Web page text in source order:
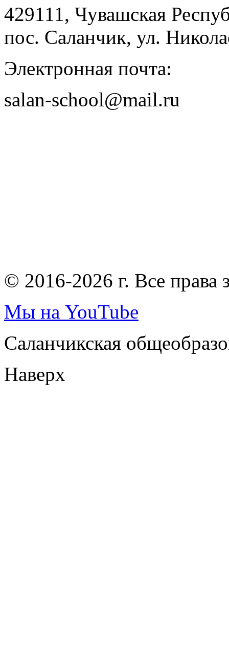
429111, Чувашская
пос. Саланчик, ул.
Электронная почта:
salan-school@mail.ru
© 2016-2026 г. Все
Мы на YouTube
Саланчикская
Наверх